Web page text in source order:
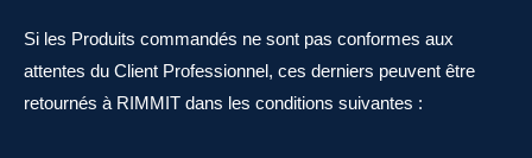
Si les Produits commandés ne sont pas conformes aux
attentes du Client Professionnel, ces derniers peuvent être
retournés à RIMMIT dans les conditions suivantes :